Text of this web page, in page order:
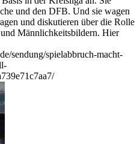
und den DFB. Und sie wagen
und diskutieren über die Rolle
Männlichkeitsbildern. Hier
sendung/spielabbruch-macht-